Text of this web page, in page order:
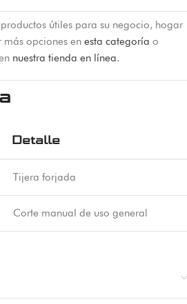
útiles para su negocio, hogar
opciones en esta categoría o
nuestra tienda en línea.
Detalle
Tijera forjada
Corte manual de uso general